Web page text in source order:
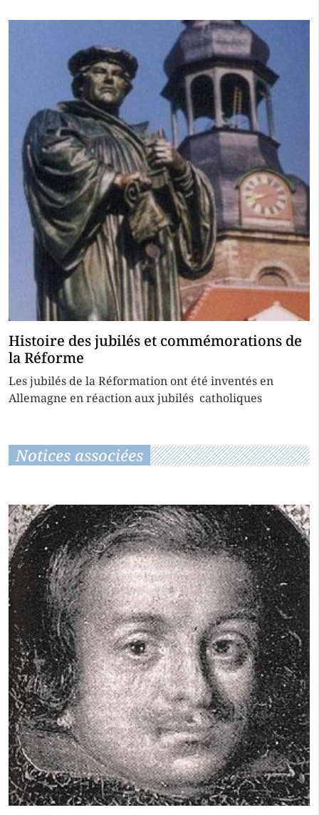
Histoire des jubilés et commémorations de
la Réforme
Les jubilés de la Réformation ont été inventés en
Allemagne en réaction aux jubilés catholiques
Notices associées